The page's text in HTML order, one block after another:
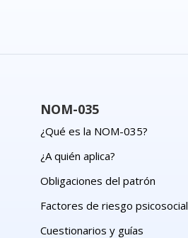
NOM-035
¿Qué es la NOM-035?
¿A quién aplica?
Obligaciones del patrón
Factores de riesgo psicosocial
Cuestionarios y guías